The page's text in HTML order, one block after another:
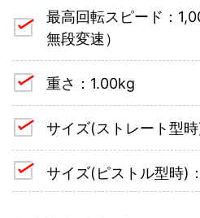
最高回転スピード：
無段変速）
重さ：1.00kg
サイズ(ストレート型
サイズ(ピストル型時)